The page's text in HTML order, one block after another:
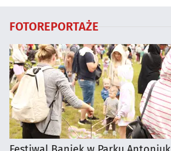
FOTOREPORTAŻE